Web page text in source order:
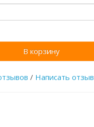
В корзину
/ Написать отзыв